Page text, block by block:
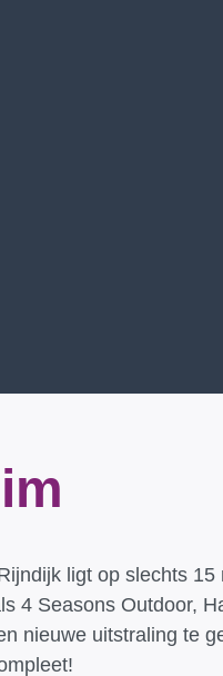
ligt op slechts 15
4 Seasons Outdoor,
nieuwe uitstraling te